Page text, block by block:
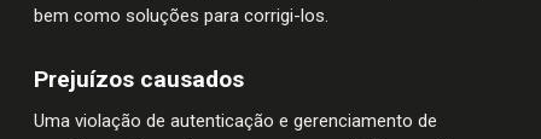
bem como soluções para corrigi-los.
Prejuízos causados
Uma violação de autenticação e gerenciamento de